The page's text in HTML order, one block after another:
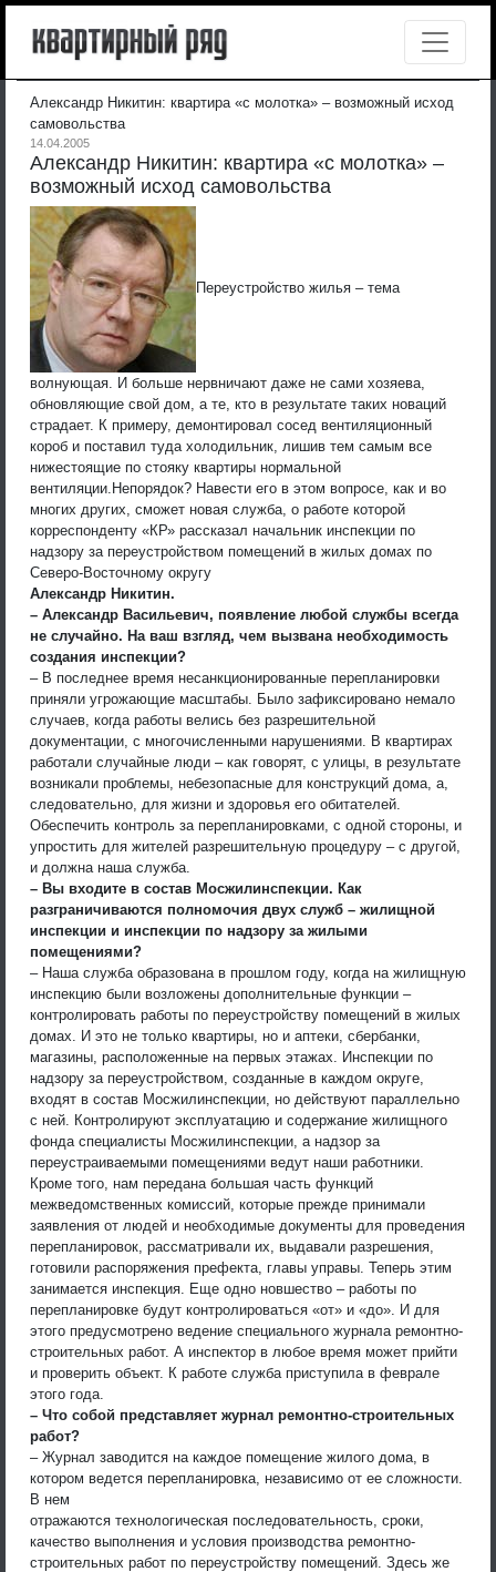
Александр Никитин: квартира «с молотка» – возможный исход
самовольства
14.04.2005
Александр Никитин: квартира «с молотка» –
возможный исход самовольства
Переустройство жилья – тема
волнующая. И больше нервничают даже не сами хозяева,
обновляющие свой дом, а те, кто в результате таких новаций
страдает. К примеру, демонтировал сосед вентиляционный
короб и поставил туда холодильник, лишив тем самым все
нижестоящие по стояку квартиры нормальной
вентиляции. Непорядок? Навести его в этом вопросе, как и во
многих других, сможет новая служба, о работе которой
корреспонденту «КР» рассказал начальник инспекции по
надзору за переустройством помещений в жилых домах по
Северо-Восточному округу
Александр Никитин.
– Александр Васильевич, появление любой службы всегда
не случайно. На ваш взгляд, чем вызвана необходимость
создания инспекции?
– В последнее время несанкционированные перепланировки
приняли угрожающие масштабы. Было зафиксировано немало
случаев, когда работы велись без разрешительной
документации, с многочисленными нарушениями. В квартирах
работали случайные люди – как говорят, с улицы, в результате
возникали проблемы, небезопасные для конструкций дома, а,
следовательно, для жизни и здоровья его обитателей.
Обеспечить контроль за перепланировками, с одной стороны, и
упростить для жителей разрешительную процедуру – с другой,
и должна наша служба.
– Вы входите в состав Мосжилинспекции. Как
разграничиваются полномочия двух служб – жилищной
инспекции и инспекции по надзору за жилыми
помещениями?
– Наша служба образована в прошлом году, когда на жилищную
инспекцию были возложены дополнительные функции –
контролировать работы по переустройству помещений в жилых
домах. И это не только квартиры, но и аптеки, сбербанки,
магазины, расположенные на первых этажах. Инспекции по
надзору за переустройством, созданные в каждом округе,
входят в состав Мосжилинспекции, но действуют параллельно
с ней. Контролируют эксплуатацию и содержание жилищного
фонда специалисты Мосжилинспекции, а надзор за
переустраиваемыми помещениями ведут наши работники.
Кроме того, нам передана большая часть функций
межведомственных комиссий, которые прежде принимали
заявления от людей и необходимые документы для проведения
перепланировок, рассматривали их, выдавали разрешения,
готовили распоряжения префекта, главы управы. Теперь этим
занимается инспекция. Еще одно новшество – работы по
перепланировке будут контролироваться «от» и «до». И для
этого предусмотрено ведение специального журнала ремонтно-
строительных работ. А инспектор в любое время может прийти
и проверить объект. К работе служба приступила в феврале
этого года.
– Что собой представляет журнал ремонтно-строительных
работ?
– Журнал заводится на каждое помещение жилого дома, в
котором ведется перепланировка, независимо от ее сложности.
В нем
отражаются технологическая последовательность, сроки,
качество выполнения и условия производства ремонтно-
строительных работ по переустройству помещений. Здесь же